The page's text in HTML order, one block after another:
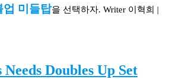
업 미들탑을 선택하자. Writer 이혁희 |
Needs Doubles Up Set